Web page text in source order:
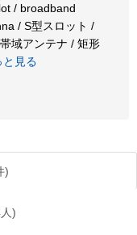
/ broadband
/ S型スロット /
域アンテナ / 矩形
と見る
)
人)